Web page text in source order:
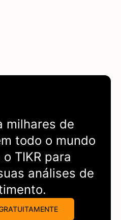
milhares de
todo o mundo
o TIKRpara
análises de